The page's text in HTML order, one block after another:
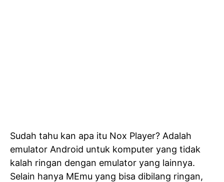
Sudah tahu kan apa itu Nox Player? Adalah
emulator Android untuk komputer yang tidak
kalah ringan dengan emulator yang lainnya.
Selain hanya MEmu yang bisa dibilang ringan,